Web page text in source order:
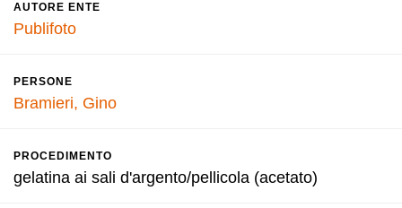
AUTORE ENTE
Publifoto
PERSONE
Bramieri, Gino
PROCEDIMENTO
gelatina ai sali d'argento/pellicola (acetato)